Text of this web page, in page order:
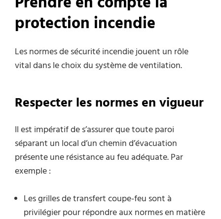
protection incendie
Les normes de sécurité incendie jouent un rôle
vital dans le choix du système de ventilation.
Respecter les normes en vigueur
Il est impératif de s’assurer que toute paroi
séparant un local d’un chemin d’évacuation
présente une résistance au feu adéquate. Par
exemple :
Les grilles de transfert coupe-feu sont à
privilégier pour répondre aux normes en matière